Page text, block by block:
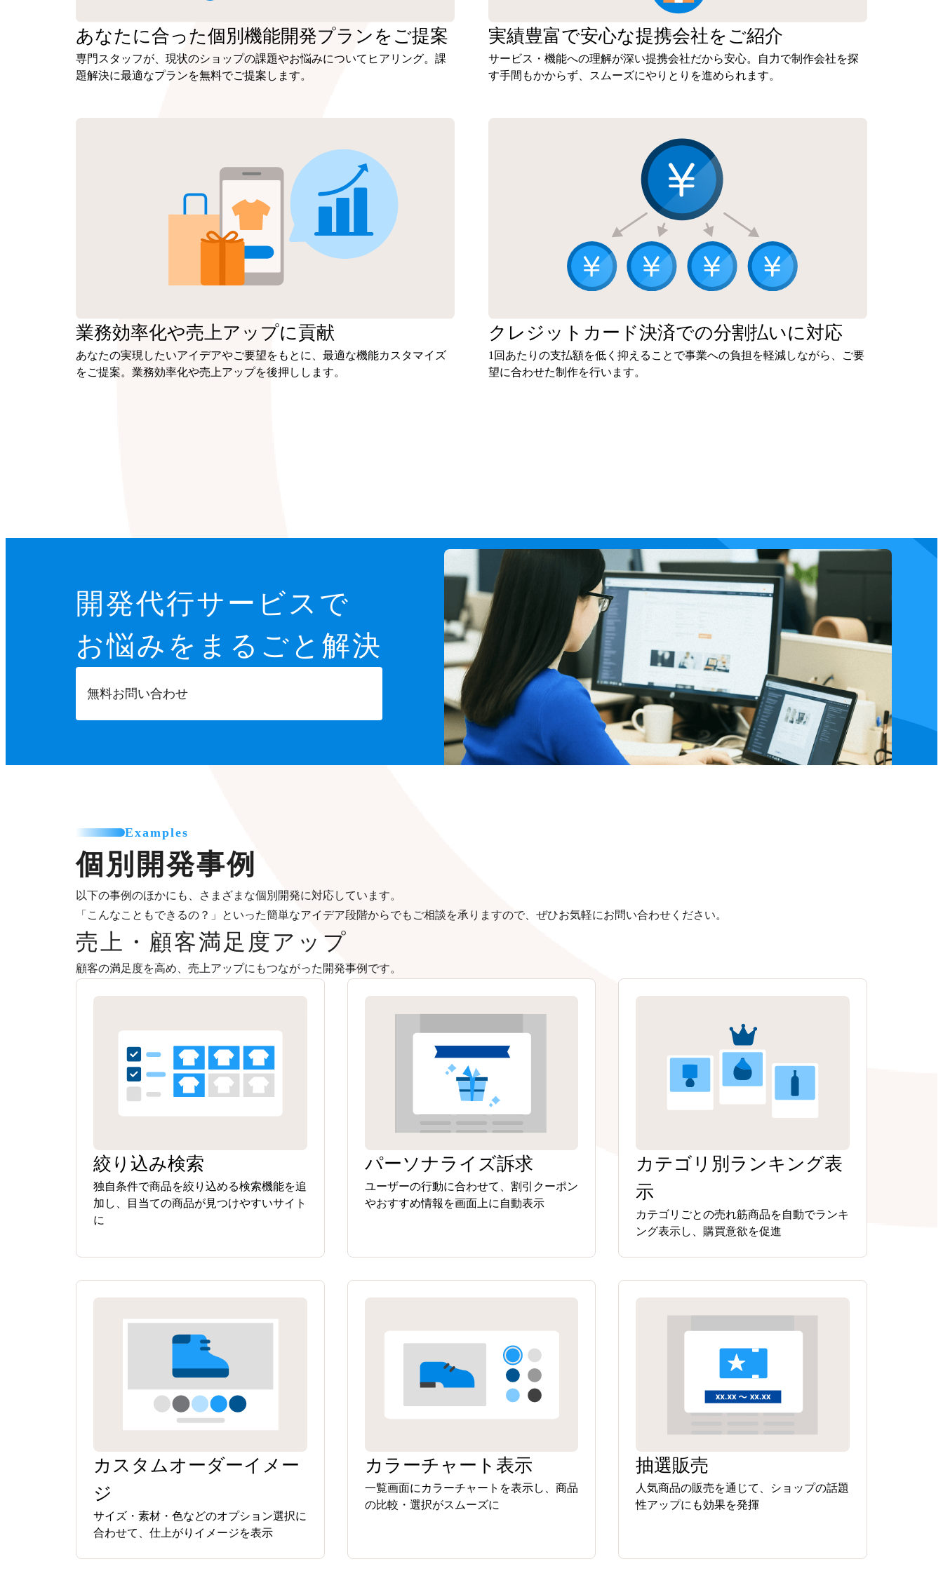
あなたに合った個別機能開発プランを ご提案
専門スタッフが、現状のショップの課題やお悩みについてヒアリング。課
題解決に最適なプランを無料でご提案します。
実績豊富で安心な提携会社を ご紹介
サービス・機能への理解が深い提携会社だから安心。自力で制作会社を探
す手間もかからず、スムーズにやりとりを進められます。
業務効率化や売上アップに貢献
あなたの実現したいアイデアやご要望をもとに、最適な機能カスタマイズ
をご提案。業務効率化や売上アップを後押しします。
クレジットカード決済での分割払いに対応
1回あたりの支払額を低く抑えることで事業への負担を軽減しながら、ご要
望に合わせた制作を行います。
開発代行サービスで
お悩みをまるごと解決
無料お問い合わせ
Examples
個別開発事例
以下の事例のほかにも、さまざまな個別開発に対応しています。
「こんなこともできるの？」といった簡単なアイデア段階からでもご相談を承りますので、ぜひお気軽にお問い合わせください。
売上・顧客満足度アップ
顧客の満足度を高め、売上アップにもつながった開発事例です。
絞り込み検索
独自条件で商品を絞り込める検索機能を追
加し、目当ての商品が見つけやすいサイト
に
パーソナライズ訴求
ユーザーの行動に合わせて、割引クーポン
やおすすめ情報を画面上に自動表示
カテゴリ別ランキング表
示
カテゴリごとの売れ筋商品を自動でランキ
ング表示し、購買意欲を促進
カスタムオーダーイメー
ジ
サイズ・素材・色などのオプション選択に
合わせて、仕上がりイメージを表示
カラーチャート表示
一覧画面にカラーチャートを表示し、商品
の比較・選択がスムーズに
抽選販売
人気商品の販売を通じて、ショップの話題
性アップにも効果を発揮